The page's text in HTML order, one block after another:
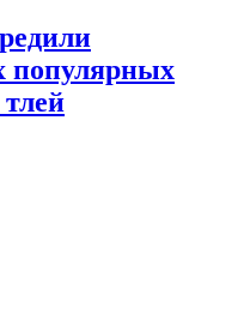
популярных